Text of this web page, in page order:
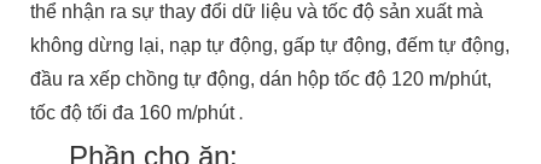
thể nhận ra sự thay đổi dữ liệu và tốc độ sản xuất mà
không dừng lại, nạp tự động, gấp tự động, đếm tự động,
đầu ra xếp chồng tự động, dán hộp tốc độ 120 m/phút,
tốc độ tối đa 160 m/phút.
Phần cho ăn: